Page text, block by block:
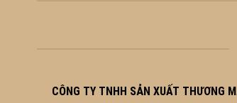
CÔNG TY TNHH SẢN XUẤT THƯƠNG